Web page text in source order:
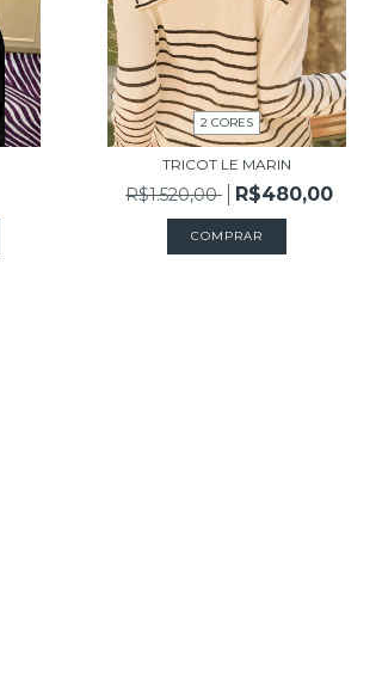
2 CORES
TRICOT LE MARIN
R$1.520,00 R$480,00
COMPRAR